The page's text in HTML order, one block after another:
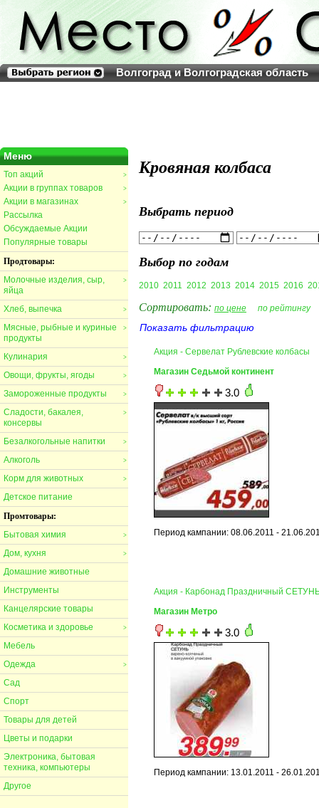
Волгоград и Волгоградская область
Меню
>
Топ акций
>
Акции в группах товаров
>
Акции в магазинах
Рассылка
Обсуждаемые Акции
Популярные товары
Продтовары:
>
Молочные изделия, сыр,
яйца
>
Хлеб, выпечка
>
Мясные, рыбные и куриные
продукты
>
Кулинария
>
Овощи, фрукты, ягоды
>
Замороженные продукты
>
Сладости, бакалея,
консервы
>
Безалкогольные напитки
>
Алкоголь
>
Корм для животных
Детское питание
Промтовары:
>
Бытовая химия
>
Дом, кухня
Домашние животные
Инструменты
Канцелярские товары
>
Косметика и здоровье
Мебель
>
Одежда
Сад
Спорт
Товары для детей
Цветы и подарки
Электроника, бытовая
техника, компьютеры
Другое
Кровяная колбаса
Выбрать период
Выбор по годам
2010 2011 2012 2013 2014 2015 2016
Сортировать: по цене по рейтингу
Показать фильтрацию
Акция - Сервелат Рублевские колбасы
Магазин Седьмой континент
3.0
Период кампании: 08.06.2011 -
Акция - Карбонад Праздничный
Магазин Метро
3.0
Период кампании: 13.01.2011 -